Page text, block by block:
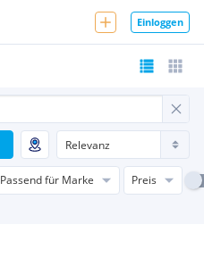
Einloggen
Passend für Marke
Preis